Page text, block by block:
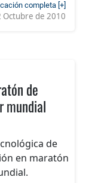
completa [+]
Octubre de 2010
de
mundial
de
en maratón